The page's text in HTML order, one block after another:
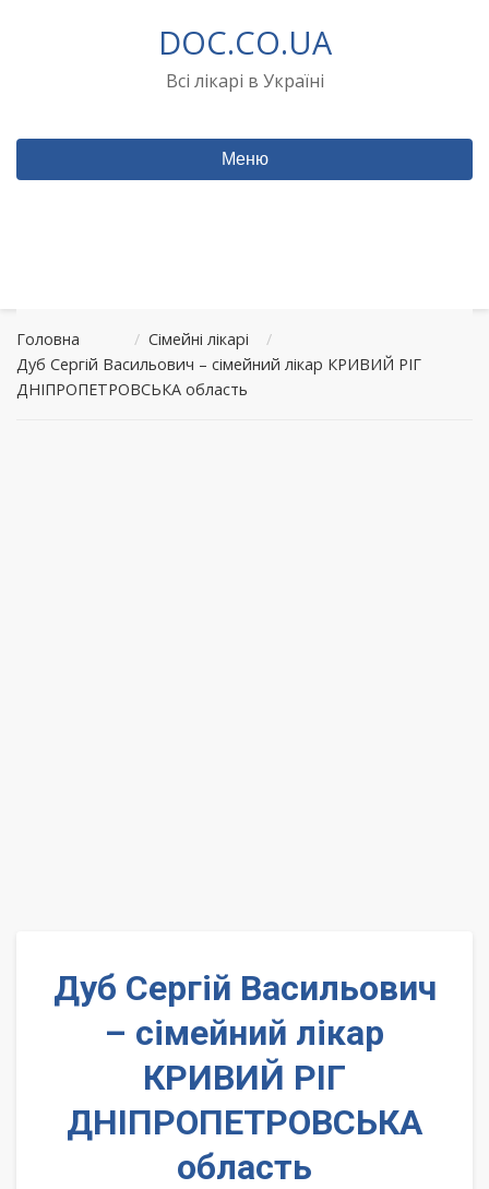
DOC.CO.UA
Всі лікарі в Україні
Меню
Головна / Сімейні лікарі
/
Дуб Сергій Васильович – сімейний лікар КРИВИЙ РІГ
ДНІПРОПЕТРОВСЬКА область
Дуб Сергій Васильович
– сімейний лікар
КРИВИЙ РІГ
ДНІПРОПЕТРОВСЬКА
область